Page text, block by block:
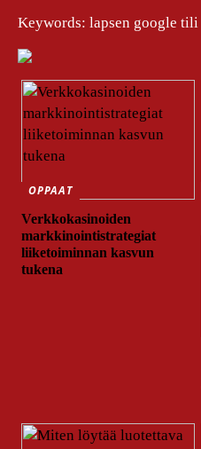
Keywords: lapsen google tili
OPPAAT
Verkkokasinoiden
markkinointistrategiat
liiketoiminnan kasvun
tukena